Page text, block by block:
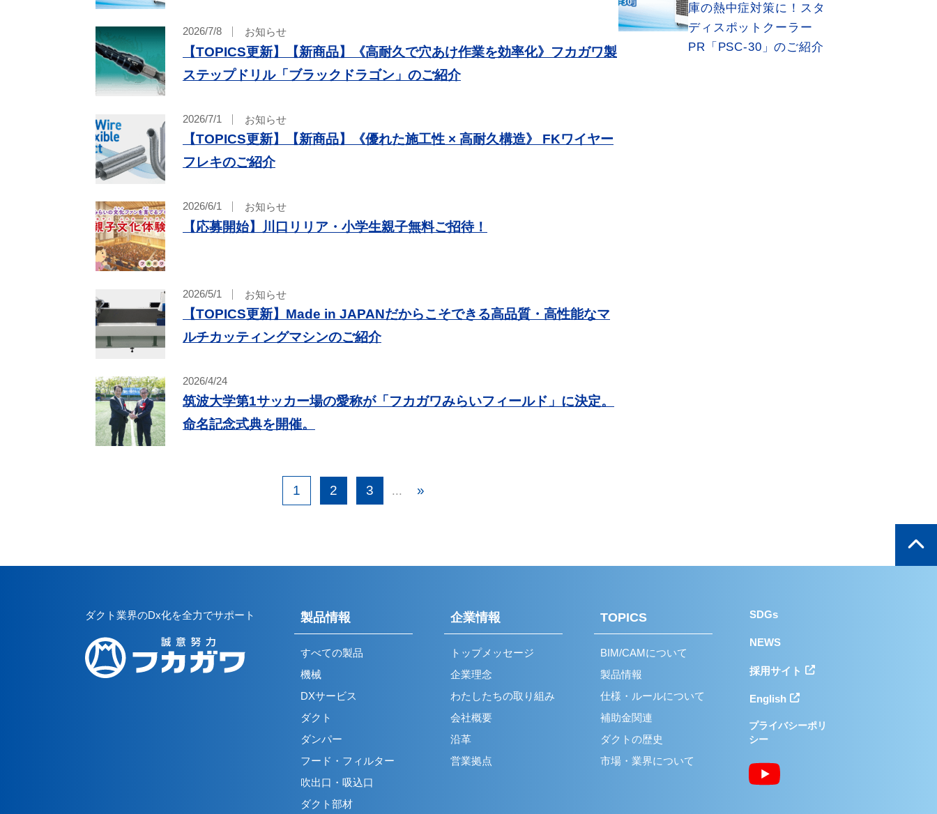
2026/7/8 お知らせ
【TOPICS更新】【新商品】《高耐久で穴あけ作業を効率化》フカガワ製
ステップドリル「ブラックドラゴン」のご紹介
2026/7/1 お知らせ
【TOPICS更新】【新商品】《優れた施工性 × 高耐久構造》 FKワイヤー
フレキのご紹介
2026/6/1 お知らせ
【応募開始】川口リリア・小学生親子無料ご招待！
2026/5/1 お知らせ
【TOPICS更新】Made in JAPANだからこそできる高品質・高性能なマ
ルチカッティングマシンのご紹介
2026/4/24
筑波大学第1サッカー場の愛称が「フカガワみらいフィールド」に決定。
命名記念式典を開催。
1 2 3 ... »
庫の熱中症対策に！スタ
ディスポットクーラー
PR「PSC-30」のご紹介
ダクト業界のDx化を全力でサポート 製品情報
すべての製品
機械
DXサービス
ダクト
ダンパー
フード・フィルター
吹出口・吸込口
ダクト部材
企業情報
トップメッセージ
企業理念
わたしたちの取り組み
会社概要
沿革
営業拠点
TOPICS
BIM/CAMについて
製品情報
仕様・ルールについて
補助金関連
ダクトの歴史
市場・業界について
SDGs
NEWS
採用サイト
English
プライバシーポリ
シー